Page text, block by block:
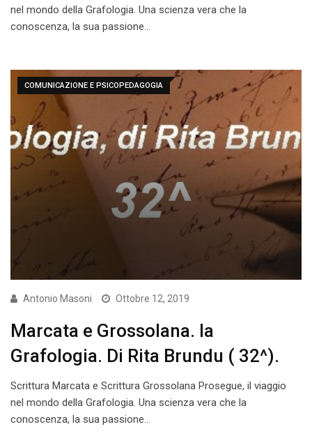
nel mondo della Grafologia. Una scienza vera che la
conoscenza, la sua passione…
COMUNICAZIONE E PSICOPEDAGOGIA
Antonio Masoni Ottobre 12, 2019
Marcata e Grossolana. la
Grafologia. Di Rita Brundu ( 32^).
Scrittura Marcata e Scrittura Grossolana Prosegue, il viaggio
nel mondo della Grafologia. Una scienza vera che la
conoscenza, la sua passione…